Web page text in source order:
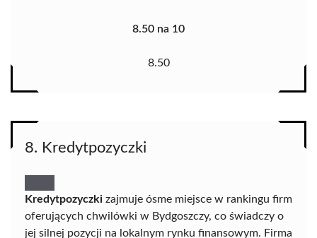
8.50 na 10
8.50
8. Kredytpozyczki
Kredytpozyczki zajmuje ósme miejsce w rankingu firm
oferujących chwilówki w Bydgoszczy, co świadczy o
jej silnej pozycji na lokalnym rynku finansowym. Firma